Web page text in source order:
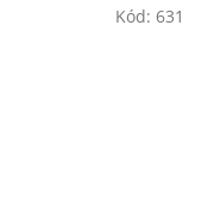
Kód: 631